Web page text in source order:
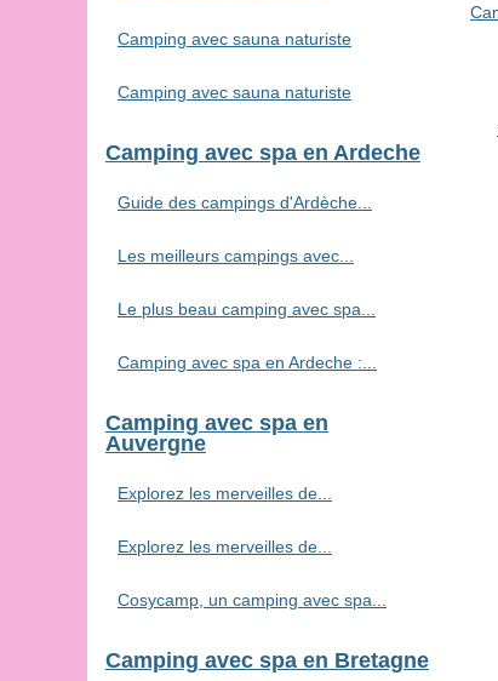
Camping avec sauna naturiste
Camping avec sauna naturiste
Camping avec spa en Ardeche
Guide des campings d'Ardèche...
Les meilleurs campings avec...
Le plus beau camping avec spa...
Camping avec spa en Ardeche :...
Camping avec spa en
Auvergne
Explorez les merveilles de...
Explorez les merveilles de...
Cosycamp, un camping avec spa...
Camping avec spa en Bretagne